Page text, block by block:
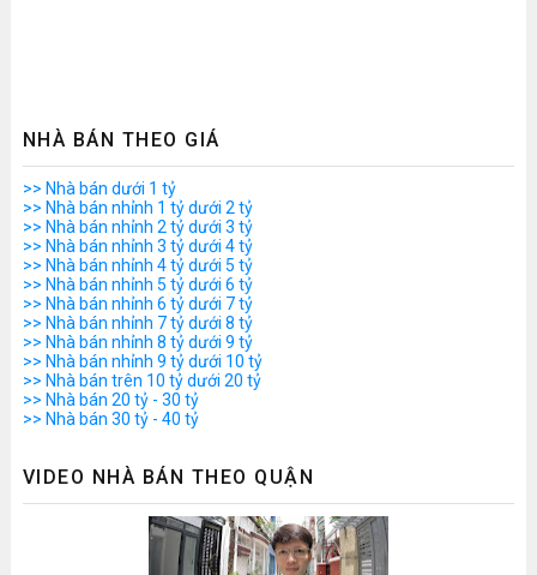
NHÀ BÁN THEO GIÁ
>> Nhà bán dưới 1 tỷ
>> Nhà bán nhỉnh 1 tỷ dưới 2 tỷ
>> Nhà bán nhỉnh 2 tỷ dưới 3 tỷ
>> Nhà bán nhỉnh 3 tỷ dưới 4 tỷ
>> Nhà bán nhỉnh 4 tỷ dưới 5 tỷ
>> Nhà bán nhỉnh 5 tỷ dưới 6 tỷ
>> Nhà bán nhỉnh 6 tỷ dưới 7 tỷ
>> Nhà bán nhỉnh 7 tỷ dưới 8 tỷ
>> Nhà bán nhỉnh 8 tỷ dưới 9 tỷ
>> Nhà bán nhỉnh 9 tỷ dưới 10 tỷ
>> Nhà bán trên 10 tỷ dưới 20 tỷ
>> Nhà bán 20 tỷ - 30 tỷ
>> Nhà bán 30 tỷ - 40 tỷ
VIDEO NHÀ BÁN THEO QUẬN